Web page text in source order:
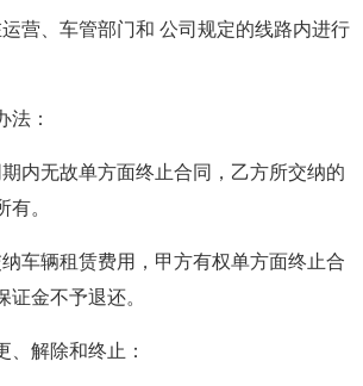
营、车管部门和 公司规定的线路内进行
法：
内无故单方面终止合同，乙方所交纳的
。
车辆租赁费用，甲方有权单方面终止合
证金不予退还。
、解除和终止：